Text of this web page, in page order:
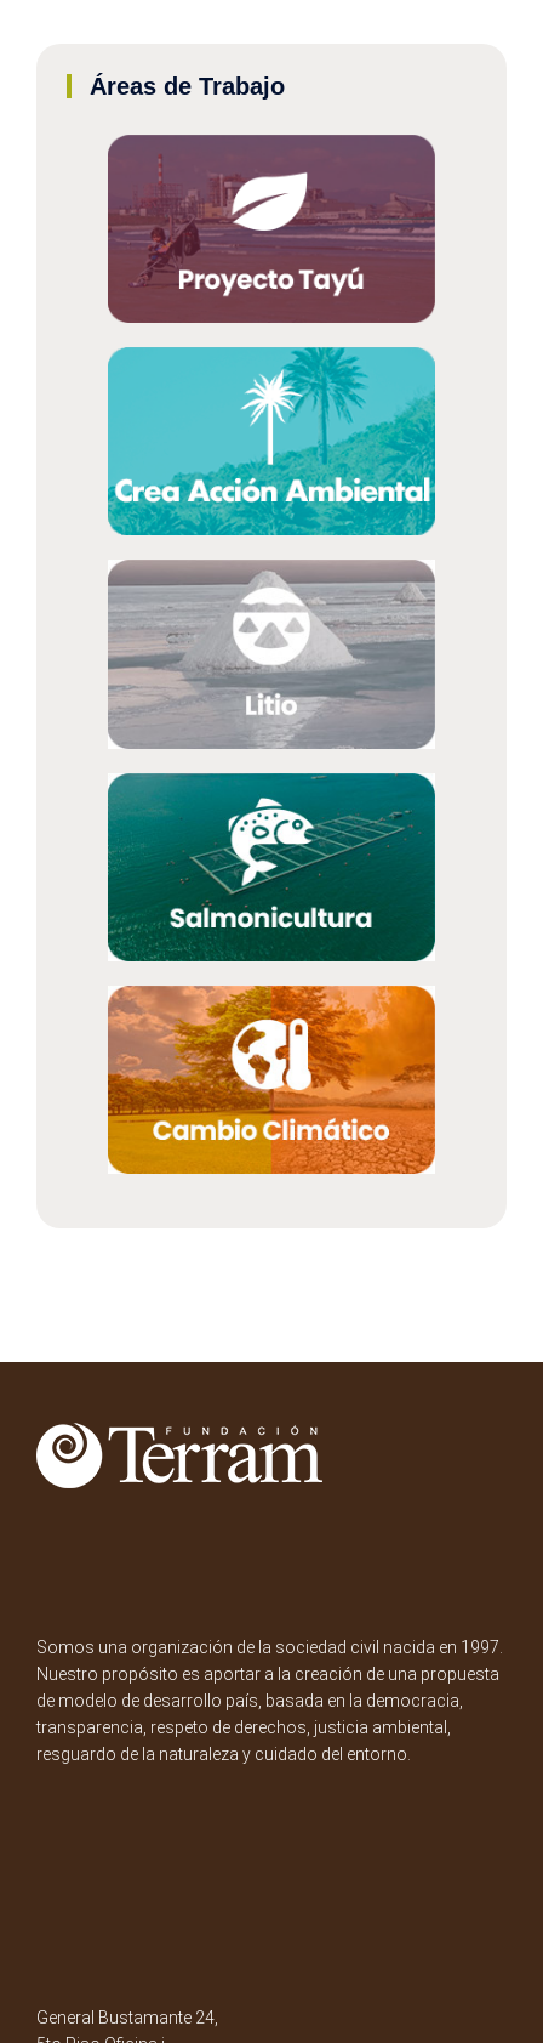
Áreas de Trabajo
Somos una organización de la sociedad civil nacida en 1997.
Nuestro propósito es aportar a la creación de una propuesta
de modelo de desarrollo país, basada en la democracia,
transparencia, respeto de derechos, justicia ambiental,
resguardo de la naturaleza y cuidado del entorno.
General Bustamante 24,